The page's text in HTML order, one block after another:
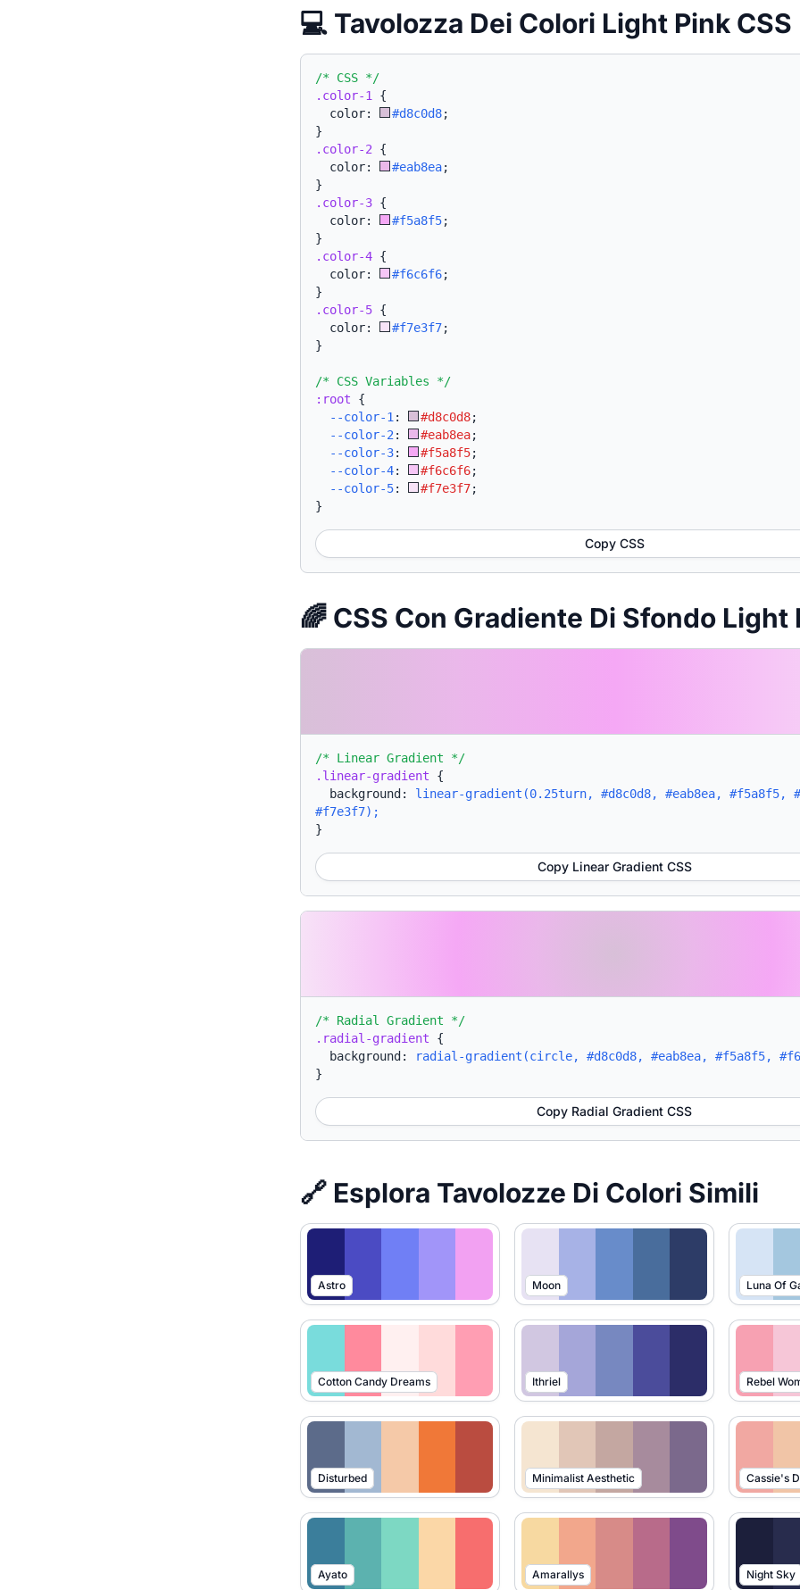
💻 Tavolozza Dei Colori Light Pink CSS
/* CSS */
.color-1
{
  color:
#d8c0d8;
}
.color-2 {
  color:
#eab8ea;
}
.color-3 {
  color:
#f5a8f5;
}
.color-4 {
  color:
#f6c6f6;
}
.color-5 {
  color:
#f7e3f7;
}
/* CSS Variables */
:root {
--color-1 : #d8c0d8;
--color-2 : #eab8ea;
--color-3: #f5a8f5;
--color-4: #f6c6f6;
--color-5: #f7e3f7;
}
Copy CSS
🌈 CSS Con Gradiente Di Sfondo Light
/* Linear Gradient */
.linear-gradient {
background: linear-gradient(0.25turn, #d8c0d8, #eab8ea, #f5a8f5,
#f7e3f7);
}
Copy Linear Gradient CSS
/* Radial Gradient */
.radial-gradient {
background:
radial-gradient(circle, #d8c0d8, #eab8ea, #f5a8f5,
}
Copy Radial Gradient CSS
🔗 Esplora Tavolozze Di Colori Simili
Astro Moon Luna Of
Cotton Candy Dreams Ithriel Rebel
Disturbed Minimalist Aesthetic Cassie's
Ayato Amarallys Night Sky